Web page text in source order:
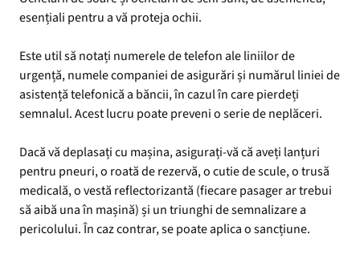
esențiali pentru a vă proteja ochii.
Este util să notați numerele de telefon ale liniilor de
urgență, numele companiei de asigurări și numărul liniei de
asistență telefonică a băncii, în cazul în care pierdeți
semnalul. Acest lucru poate preveni o serie de neplăceri.
Dacă vă deplasați cu mașina, asigurați-vă că aveți lanțuri
pentru pneuri, o roată de rezervă, o cutie de scule, o trusă
medicală, o vestă reflectorizantă (fiecare pasager ar trebui
să aibă una în mașină) și un triunghi de semnalizare a
pericolului. În caz contrar, se poate aplica o sancțiune.